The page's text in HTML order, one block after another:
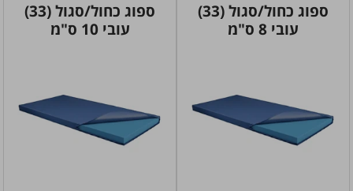
ספוג כחול/סגול (33)
עובי 8 ס"מ
ספוג כחול/סגול (33)
עובי 10 ס"מ